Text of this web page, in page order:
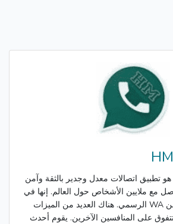
HMWhatsApp APK هو تطبيق اتصالات معدل وجدير بالثقة وآمن
مع ملايين الأشخاص حول العالم. إنها في
الأصل نسخة معدلة من WA الرسمي. هناك العديد من الميزات
تتفوق على المنافسين الآخرين. يقوم أحدث